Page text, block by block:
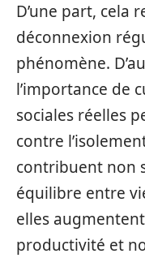
D’une part, cela
déconnexion
phénomène.
l’importance de
sociales réelles
contre
contribuent non
équilibre entre
elles
productivité et